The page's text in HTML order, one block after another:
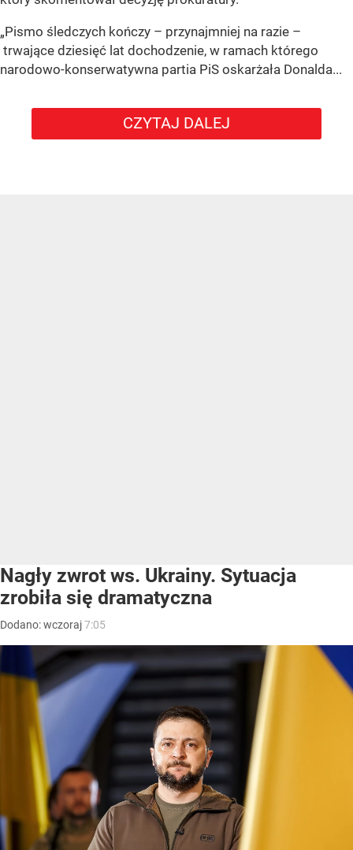
„Pismo śledczych kończy – przynajmniej na razie –
trwające dziesięć lat dochodzenie, w ramach którego
narodowo-konserwatywna partia PiS oskarżała Donalda...
CZYTAJ DALEJ
Nagły zwrot ws. Ukrainy. Sytuacja
zrobiła się dramatyczna
Dodano:wczoraj7:05